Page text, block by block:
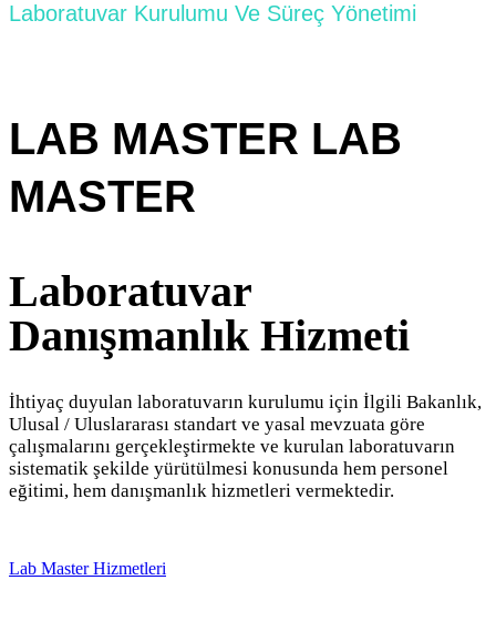
Laboratuvar Kurulumu Ve Süreç Yönetimi
LAB MASTER LAB
MASTER
Laboratuvar
Danışmanlık Hizmeti
İhtiyaç duyulan laboratuvarın kurulumu için İlgili Bakanlık,
Ulusal / Uluslararası standart ve yasal mevzuata göre
çalışmalarını gerçekleştirmekte ve kurulan laboratuvarın
sistematik şekilde yürütülmesi konusunda hem personel
eğitimi, hem danışmanlık hizmetleri vermektedir.
Lab Master Hizmetleri